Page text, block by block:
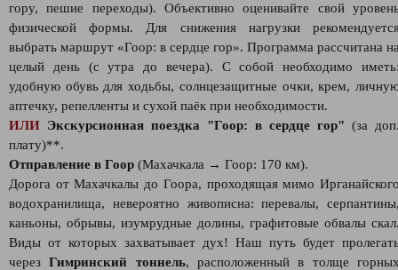
гору, пешие переходы). Объективно оценивайте свой
физической формы. Для снижения нагрузки
выбрать маршрут «Гоор: в сердце гор». Программа рассчитана
целый день (с утра до вечера). С собой необходимо
удобную обувь для ходьбы, солнцезащитные очки, крем,
аптечку, репелленты и сухой паёк при необходимости.
ИЛИ Экскурсионная поездка "Гоор: в сердце гор" (за
плату)**.
Отправление в Гоор (Махачкала → Гоор: 170 км).
Дорога от Махачкалы до Гоора, проходящая мимо
водохранилища, невероятно живописна: перевалы,
каньоны, обрывы, изумрудные долины, графитовые обвалы
Виды от которых захватывает дух! Наш путь будет
черезГимринский тоннель, расположенный в толще